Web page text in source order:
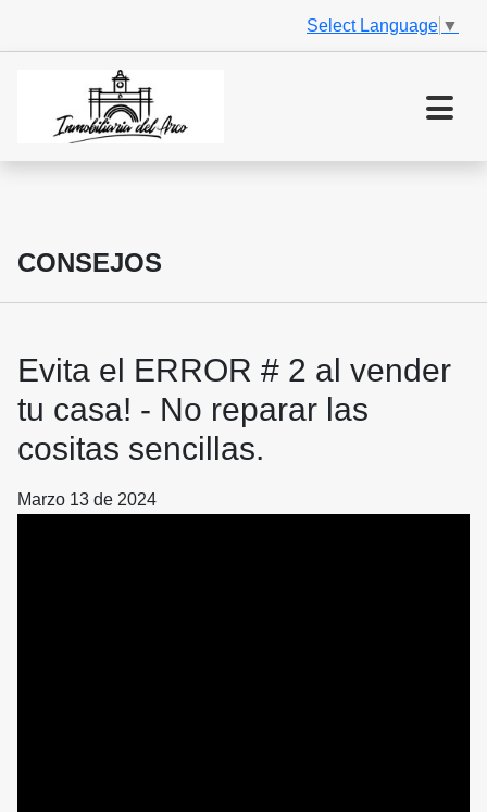
Select Language ▼
CONSEJOS
Evita el ERROR # 2 al vender
tu casa! - No reparar las
cositas sencillas.
Marzo 13 de 2024